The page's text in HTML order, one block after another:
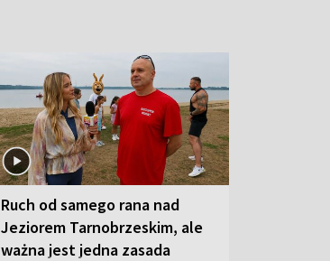
Ruch od samego rana nad
Jeziorem Tarnobrzeskim, ale
ważna jest jedna zasada